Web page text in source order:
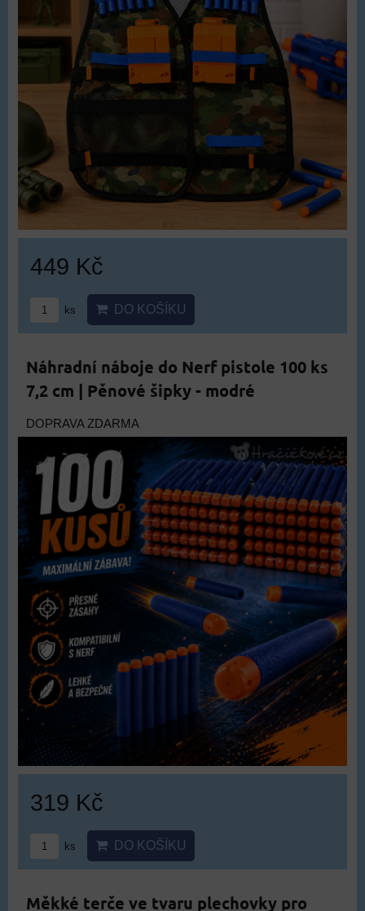
449 Kč
ks DO KOŠÍKU
Náhradní náboje do Nerf pistole 100 ks
7,2 cm | Pěnové šipky - modré
DOPRAVA ZDARMA
319 Kč
ks DO KOŠÍKU
Měkké terče ve tvaru plechovky pro